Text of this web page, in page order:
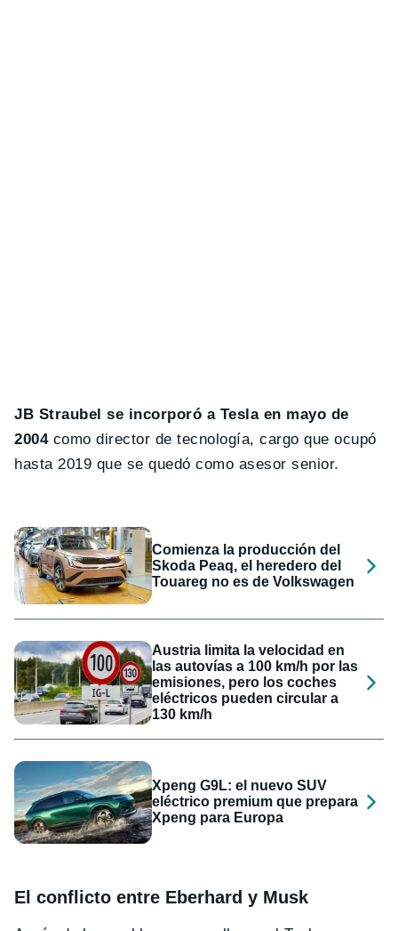
JB Straubel se incorporó a Tesla en mayo de
2004como director de tecnología, cargo que ocupó
hasta 2019 que se quedó como asesor senior.
Comienza la producción del
Skoda Peaq, el heredero del
Touareg no es de Volkswagen
Austria limita la velocidad en
las autovías a 100 km/h por las
emisiones, pero los coches
eléctricos pueden circular a
130 km/h
Xpeng G9L: el nuevo SUV
eléctrico premium que prepara
Xpeng para Europa
El conflicto entre Eberhard y Musk